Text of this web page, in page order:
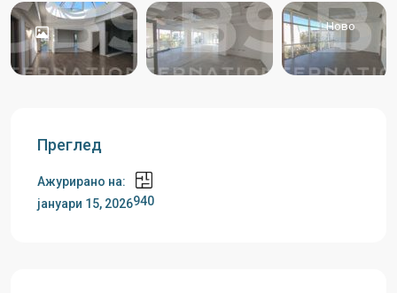
Ново
Преглед
Ажурирано на:
јануари 15, 2026940